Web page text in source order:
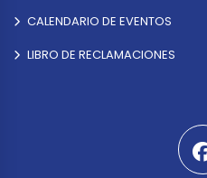
CALENDARIO DE EVENTOS
LIBRO DE RECLAMACIONES